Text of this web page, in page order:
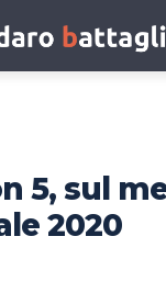
5, sul
2020